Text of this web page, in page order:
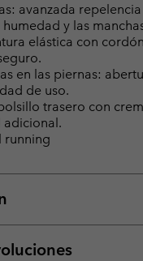
avanzada
y las
elástica con
en las piernas:
de uso.
trasero con
adicional.
running